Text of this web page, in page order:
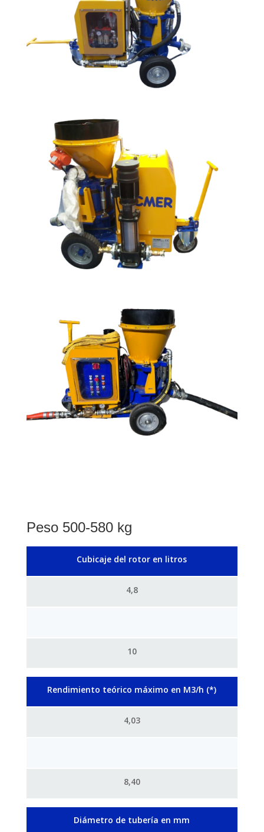
Peso 500-580 kg
Cubicaje del rotor en litros
4,8
10
Rendimiento teórico máximo en M3/h (*)
4,03
8,40
Diámetro de tubería en mm